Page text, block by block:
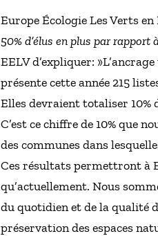
Europe Écologie Les Verts
50% d’élus en plus par rapport
EELV d’expliquer:
présente cette année 215
Elles devraient totaliser
C’est ce chiffre de 10% que
des communes dans
Ces résultats permettront à
qu’actuellement. Nous
du quotidien et de la qualité
préservation des espaces